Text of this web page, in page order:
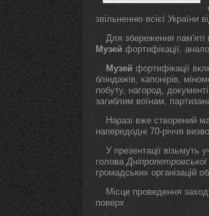
звільненню всієї України
Для збереження пам'яті
Музей фортифікації,
Музей фортифікації
бліндажів, капонірів,
побуту, нагород,
загиблим воїнам,
Наразі вже створений
напередодні 70-річчя
У презентації візьмуть
головаДніпропетровської
громадських організацій
Місце проведення
поверх